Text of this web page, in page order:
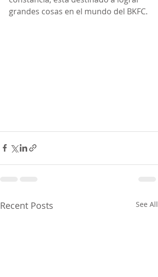
grandes cosas en el mundo del BKFC.
Recent Posts See All